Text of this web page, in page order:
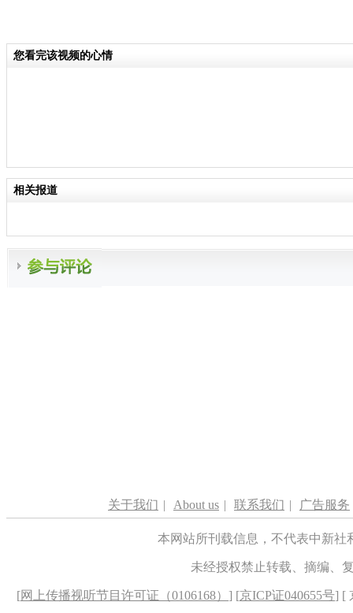
您看完该视频的心情
相关报道
关于我们 | About us | 联系我们 | 广告服务
本网站所刊载信息，不代表中新
未经授权禁止转载、摘编、
[网上传播视听节目许可证（0106168） ] [京ICP证040655号] [